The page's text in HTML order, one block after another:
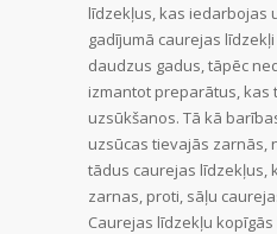
līdzekļus, kas iedarbojas
gadījumā caurejas
daudzus gadus, tāpēc
izmantot preparātus, kas
uzsūkšanos. Tā kā
uzsūcas tievajās zarnās,
tādus caurejas līdzekļus,
zarnas, proti, sāļu
Caurejas līdzekļu